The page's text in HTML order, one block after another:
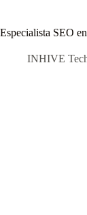
Especialista SEO
INHIVE